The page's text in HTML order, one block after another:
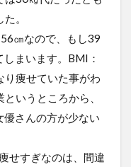
。
㎝なので、もし39
まいます。BMI：
り痩せていた事がわ
いうところから、
さんの方が少ない
せすぎなのは、間違